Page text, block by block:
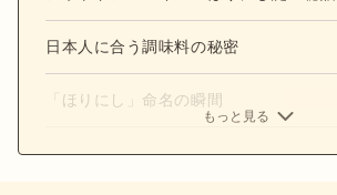
日本人に合う調味料の秘密
「ほりにし」命名の瞬間
もっと見る